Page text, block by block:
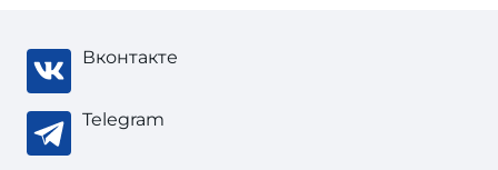
Вконтакте
Telegram